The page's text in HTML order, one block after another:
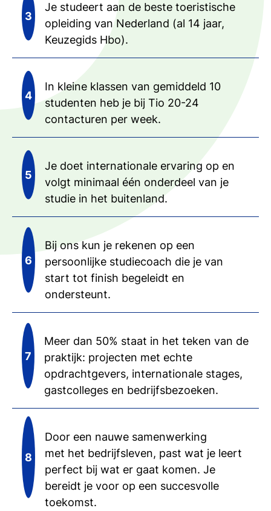
Je studeert aan de beste toeristische
opleiding van Nederland (al 14 jaar,
Keuzegids Hbo).
In kleine klassen van gemiddeld 10
studenten heb je bij Tio 20-24
contacturen per week.
Je doet internationale ervaring op en
volgt minimaal één onderdeel van je
studie in het buitenland.
Bij ons kun je rekenen op een
persoonlijke studiecoach die je van
start tot finish begeleidt en
ondersteunt.
Meer dan 50% staat in het teken van de
praktijk: projecten met echte
opdrachtgevers, internationale stages,
gastcolleges en bedrijfsbezoeken.
Door een nauwe samenwerking
met het bedrijfsleven, past wat je leert
perfect bij wat er gaat komen. Je
bereidt je voor op een succesvolle
toekomst.